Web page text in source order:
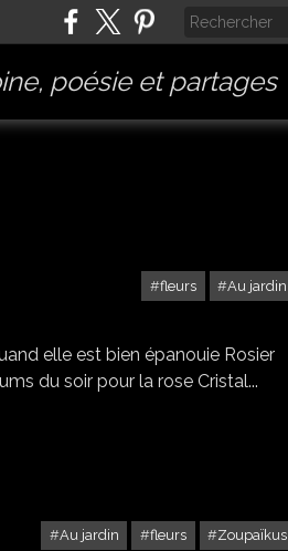
poésie et partages
fleurs Au jardin
IL ÉTAIT UNE FOIS LA ROSE
elle est bien épanouie Rosier
du soir pour la rose Cristal...
Au jardin fleurs Zoupaïkus
UN LYS ROSE